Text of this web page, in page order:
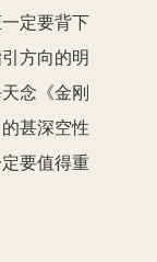
定要背下
方向的明
念《金刚
甚深空性
要值得重